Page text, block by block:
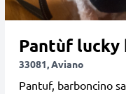
33081, Aviano
Pantuf, barboncino